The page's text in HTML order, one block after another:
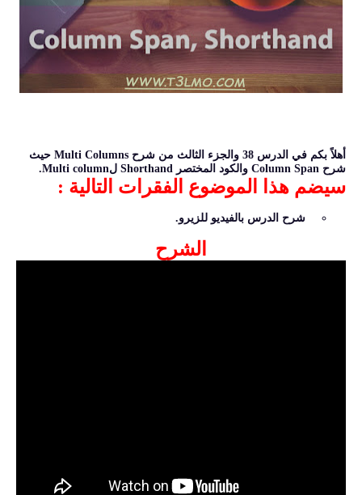
أهلاً بكم في الدرس 38 والجزء الثالث من شرح Multi Columns حيث
شرح Column Span والكود المختصر Shorthand لMulti column.
سيضم هذا الموضوع الفقرات التالية :
شرح الدرس بالفيديو للزيرو.
الشرح